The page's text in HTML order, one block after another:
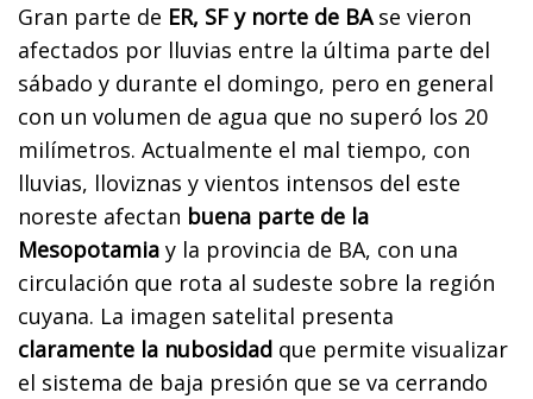
Gran parte de ER, SF y norte de BAse vieron
afectados por lluvias entre la última parte del
sábado y durante el domingo, pero en general
con un volumen de agua que no superó los 20
milímetros. Actualmente el mal tiempo, con
lluvias, lloviznas y vientos intensos del este
noreste afectan buena parte de la
Mesopotamia y la provincia de BA, con una
circulación que rota al sudeste sobre la región
cuyana. La imagen satelital presenta
claramente la nubosidad que permite visualizar
el sistema de baja presión que se va cerrando